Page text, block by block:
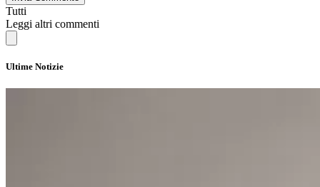
Tutti
Leggi altri commenti
Ultime Notizie